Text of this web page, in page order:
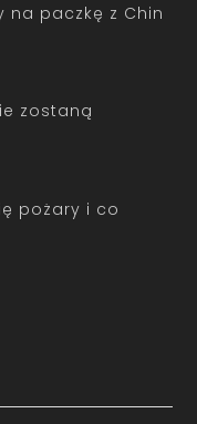
na paczkę z Chin
zostaną
pożary i co